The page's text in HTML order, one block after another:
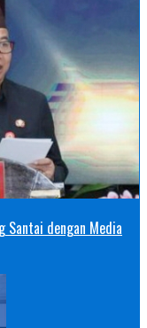
Santai dengan Media